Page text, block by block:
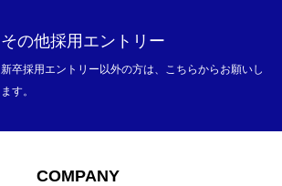
その他採用エントリー
新卒採用エントリー以外の方は、こちらからお願いし
ます。
COMPANY